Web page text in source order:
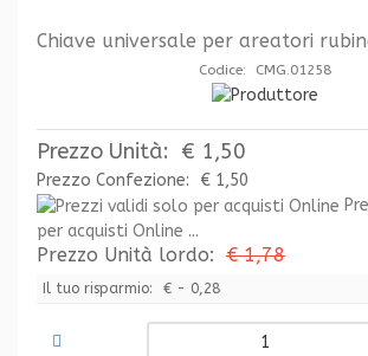
Chiave universale per areatori
Codice: CMG.01258
Prezzo Unità: € 1,50
Prezzo Confezione:
€ 1,50
per acquisti Online ...
Prezzo Unità lordo: € 1,78
Il tuo risparmio: € - 0,28